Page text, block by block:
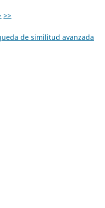
>>
de similitud avanzada